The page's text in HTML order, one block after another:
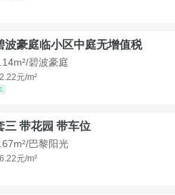
波豪庭临小区中庭无增值税
碧波豪庭
元/m²
三 带花园 带车位
巴黎阳光
元/m²